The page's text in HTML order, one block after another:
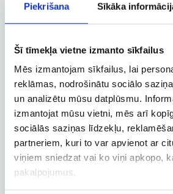
Piekrišana Sīkāka
Šī tīmekļa vietne izmanto sīkfailus
Mēs izmantojam sīkfailus, lai
reklāmas, nodrošinātu sociālo
un analizētu mūsu datplūsmu.
izmantojat mūsu vietni, mēs arī
sociālās saziņas līdzekļu,
partneriem, kuri to var apvienot ar
viņiem sniedzat vai ko viņi apkopo,
pakalpojumus.
kitos svarbios funkcijos
Verslo paskyra
Verslo, tarnybinių ir
skrydžių užsakymai